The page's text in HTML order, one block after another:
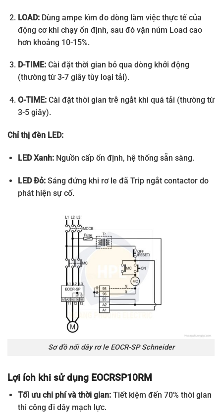
LOAD:Dùng ampe kìm đo dòng làm việc thực tế của
động cơ khi chạy ổn định, sau đó vặn núm Load cao
hơn khoảng 10-15%.
D-TIME:Cài đặt thời gian bỏ qua dòng khởi động
(thường từ 3-7 giây tùy loại tải).
O-TIME:Cài đặt thời gian trễ ngắt khi quá tải (thường từ
3-5 giây).
Chỉ thị đèn LED:
LED Xanh:Nguồn cấp ổn định, hệ thống sẵn sàng.
LED Đỏ:Sáng đứng khi rơ le đã Trip ngắt contactor do
phát hiện sự cố.
Sơ đồ nối dây rơ le EOCR-SP Schneider
Lợi ích khi sử dụng EOCRSP10RM
Tối ưu chi phí và thời gian:Tiết kiệm đến 70% thời gian
thi công đi dây mạch lực.